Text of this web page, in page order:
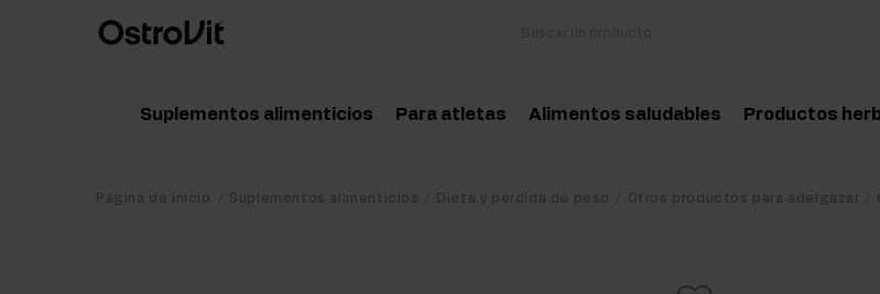
Suplementos alimenticios
Producto recomendado
Para atletas Alimentos saludables
Mantequilla de frutos secos
Productos
Página de inicio Suplementos alimenticios Dieta y pérdida de peso Otros productos para adelgazar